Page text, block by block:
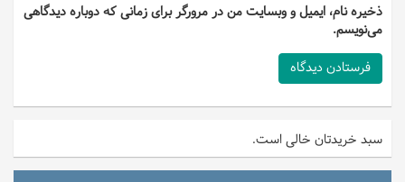
ذخیره نام، ایمیل و وبسایت من در مرورگر برای زمانی که دوباره دیدگاهی
می‌نویسم.
سبد خریدتان خالی است.